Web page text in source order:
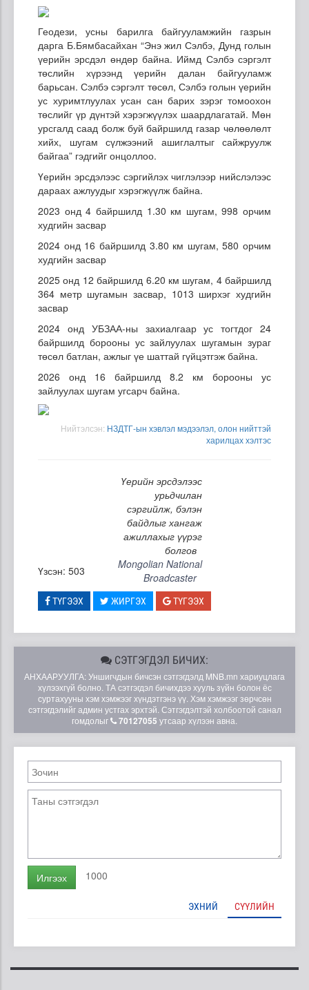
Геодези, усны барилга байгууламжийн газрын
дарга Б.Бямбасайхан “Энэ жил Сэлбэ, Дунд голын
үерийн эрсдэл өндөр байна. Иймд Сэлбэ сэргэлт
төслийн хүрээнд үерийн далан байгууламж
барьсан. Сэлбэ сэргэлт төсөл, Сэлбэ голын үерийн
ус хуримтлуулах усан сан барих зэрэг томоохон
төслийг үр дүнтэй хэрэгжүүлэх шаардлагатай. Мөн
урсгалд саад болж буй байршилд газар чөлөөлөлт
хийх, шугам сүлжээний ашиглалтыг сайжруулж
байгаа” гэдгийг онцоллоо.
Үерийн эрсдэлээс сэргийлэх чиглэлээр нийслэлээс
дараах ажлуудыг хэрэгжүүлж байна.
2023 онд 4 байршилд 1.30 км шугам, 998 орчим
худгийн засвар
2024 онд 16 байршилд 3.80 км шугам, 580 орчим
худгийн засвар
2025 онд 12 байршилд 6.20 км шугам, 4 байршилд
364 метр шугамын засвар, 1013 ширхэг худгийн
засвар
2024 онд УБЗАА-ны захиалгаар ус тогтдог 24
байршилд борооны ус зайлуулах шугамын зураг
төсөл батлан, ажлыг үе шаттай гүйцэтгэж байна.
2026 онд 16 байршилд 8.2 км борооны ус
зайлуулах шугам угсарч байна.
Нийтэлсэн: НЗДТГ-ын хэвлэл мэдээлэл, олон нийттэй
харилцах хэлтэс
Үерийн эрсдэлээс
урьдчилан
сэргийлж, бэлэн
байдлыг хангаж
ажиллахыг үүрэг
болгов
Үзсэн: 503
Mongolian National
Broadcaster
ТҮГЭЭХ ЖИРГЭХ ТҮГЭЭХ
СЭТГЭГДЭЛ БИЧИХ:
АНХААРУУЛГА: Уншигчдын бичсэн сэтгэгдэлд MNB.mn хариуцлага
хүлээхгүй болно. ТА сэтгэгдэл бичихдээ хууль зүйн болон ёс
суртахууны хэм хэмжээг хүндэтгэнэ үү. Хэм хэмжээг зөрчсөн
сэтгэгдэлийг админ устгах эрхтэй. Сэтгэгдэлтэй холбоотой санал
гомдолыг
70127055 утсаар хүлээн авна.
Илгээх 1000
ЭХНИЙ СҮҮЛИЙН